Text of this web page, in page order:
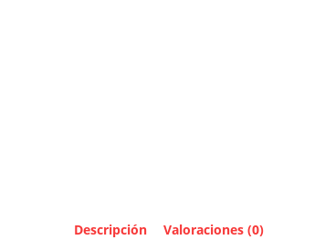
Descripción Valoraciones (0)